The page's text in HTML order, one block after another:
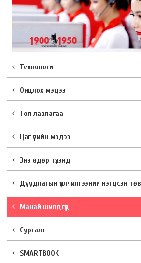
Технологи
Онцлох мэдээ
Топ лавлагаа
Цаг үеийн мэдээ
Энэ өдөр түүхэнд
Дуудлагын үйлчилгээний нэгдсэн төв
Манай шилдгүүд
Сургалт
SMARTBOOK